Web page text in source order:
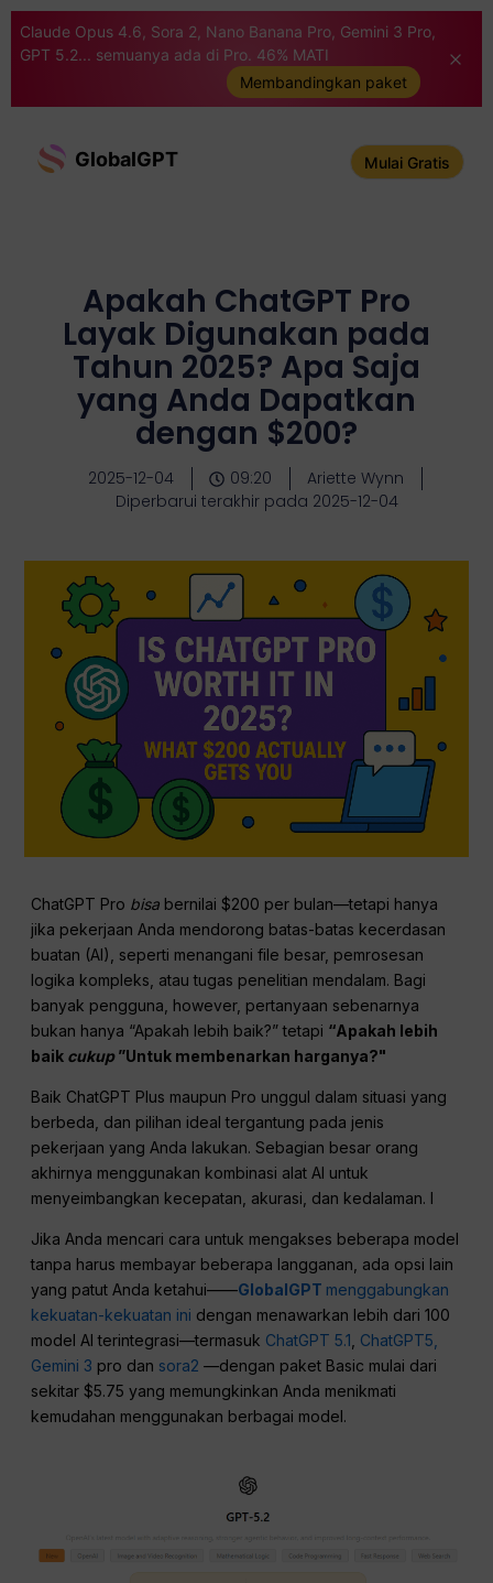
Claude Opus 4.6, Sora 2, Nano Banana Pro, Gemini 3 Pro,
GPT 5.2... semuanya ada di Pro. 46% MATI
Membandingkan paket
GlobalGPT Mulai Gratis
Apakah ChatGPT Pro
Layak Digunakan pada
Tahun 2025? Apa Saja
yang Anda Dapatkan
dengan $200?
2025-12-04 09:20
Ariette Wynn
Diperbarui terakhir pada 2025-12-04
ChatGPT Pro bisa bernilai $200 per bulan—tetapi hanya
jika pekerjaan Anda mendorong batas-batas kecerdasan
buatan (AI), seperti menangani file besar, pemrosesan
logika kompleks, atau tugas penelitian mendalam. Bagi
banyak pengguna, however, pertanyaan sebenarnya
bukan hanya “Apakah lebih baik?” tetapi “Apakah lebih
baik cukup”Untuk membenarkan harganya?"
Baik ChatGPT Plus maupun Pro unggul dalam situasi yang
berbeda, dan pilihan ideal tergantung pada jenis
pekerjaan yang Anda lakukan. Sebagian besar orang
akhirnya menggunakan kombinasi alat AI untuk
menyeimbangkan kecepatan, akurasi, dan kedalaman. I
Jika Anda mencari cara untuk mengakses beberapa model
tanpa harus membayar beberapa langganan, ada opsi lain
yang patut Anda ketahui——GlobalGPT menggabungkan
kekuatan-kekuatan ini dengan menawarkan lebih dari 100
model AI terintegrasi—termasuk ChatGPT 5.1, ChatGPT5,
Gemini 3 pro dan sora2 —dengan paket Basic mulai dari
sekitar $5.75 yang memungkinkan Anda menikmati
kemudahan menggunakan berbagai model.